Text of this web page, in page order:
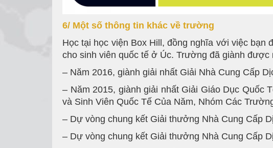
6/ Một số thông tin khác về trường
Học tại học viện Box Hill, đồng nghĩa với việc bạn
cho sinh viên quốc tế ở Úc. Trường đã giành
– Năm 2016, giành giải nhất Giải Nhà Cung Cấp
– Năm 2015, giành giải nhất Giải Giáo Dục Quốc
và Sinh Viên Quốc Tế Của Năm, Nhóm Các
– Dự vòng chung kết Giải thưởng Nhà Cung Cấp
– Dự vòng chung kết Giải thưởng Nhà Cung Cấp